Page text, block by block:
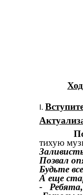
тихую
Позвал
Будьте
А еще
- Ребята,